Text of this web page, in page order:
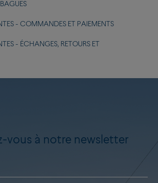
- COMMANDES ET PAIEMENTS
- ÉCHANGES, RETOURS ET
vous à notre newsletter